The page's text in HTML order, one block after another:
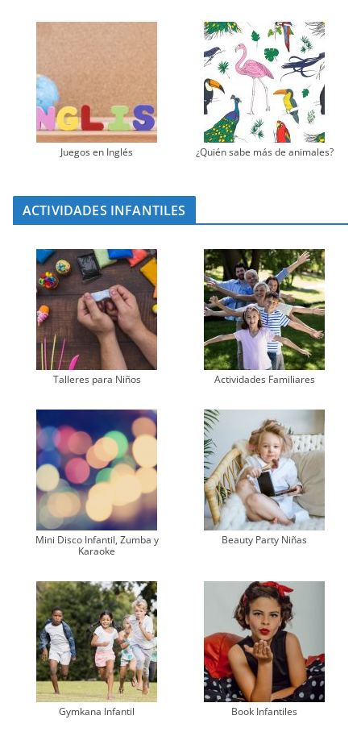
Juegos en Inglés ¿Quién sabe más de animales?
ACTIVIDADES INFANTILES
Talleres para Niños Actividades Familiares
Mini Disco Infantil, Zumba y
Karaoke
Beauty Party Niñas
Gymkana Infantil Book Infantiles